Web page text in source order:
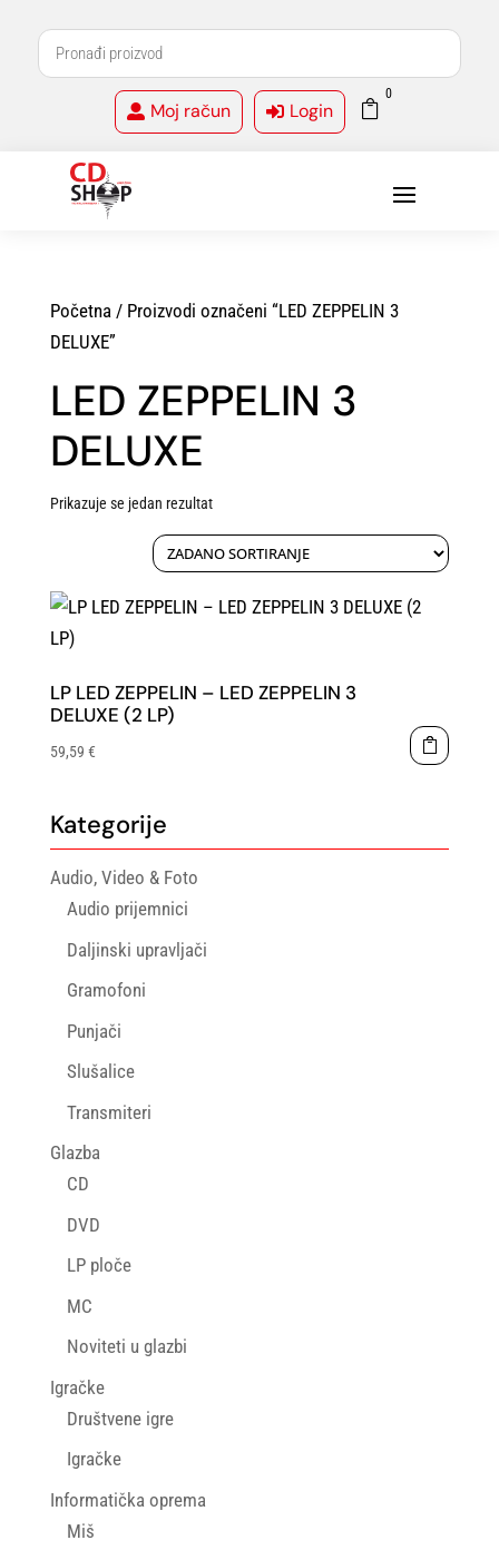
 Moj račun  Login 
0
Početna/ Proizvodi označeni “LED ZEPPELIN 3
DELUXE”
LED ZEPPELIN 3
DELUXE
Prikazuje se jedan rezultat
LP LED ZEPPELIN – LED ZEPPELIN 3
DELUXE (2 LP)
59,59 €
Kategorije
Audio, Video & Foto
Audio prijemnici
Daljinski upravljači
Gramofoni
Punjači
Slušalice
Transmiteri
Glazba
CD
DVD
LP ploče
MC
Noviteti u glazbi
Igračke
Društvene igre
Igračke
Informatička oprema
Miš